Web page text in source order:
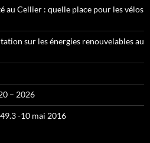
au Cellier : quelle place pour les vélos
sur les énergies renouvelables au
– 2026
49.3 -10 mai 2016